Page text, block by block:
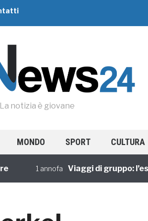
La notizia è giovane
MONDO SPORT CULTURA
1 annofa Viaggi di gruppo: